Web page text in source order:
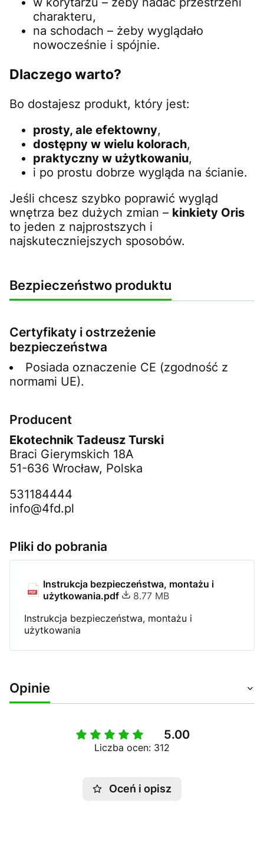
charakteru,
na schodach – żeby wyglądało
nowocześnie i spójnie.
Dlaczego warto?
Bo dostajesz produkt, który jest:
prosty, ale efektowny,
dostępny w wielu kolorach,
praktyczny w użytkowaniu,
i po prostu dobrze wygląda na ścianie.
Jeśli chcesz szybko poprawić wygląd
wnętrza bez dużych zmian – kinkiety Oris
to jeden z najprostszych i
najskuteczniejszych sposobów.
Bezpieczeństwo produktu
Certyfikaty i ostrzeżenie
bezpieczeństwa
Posiada oznaczenie CE (zgodność z
normami UE).
Producent
Ekotechnik Tadeusz Turski
Braci Gierymskich 18A
51-636 Wrocław, Polska
531184444
info@4fd.pl
Pliki do pobrania
Instrukcja bezpieczeństwa, montażu i
użytkowania.pdf
8.77 MB
Instrukcja bezpieczeństwa, montażu i
użytkowania
Opinie
5.00
Liczba ocen: 312
Oceń i opisz